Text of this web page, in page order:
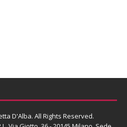
D'Alba. All Rights Reserved.